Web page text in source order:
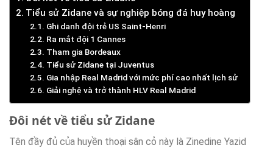
Tiểu sử Zidane và sự nghiệp bóng đá huy hoàng
Ghi danh đội trẻ US Saint-Henri
Ra mắt đội 1 Cannes
Tham gia Bordeaux
Tiểu sử Zidane tại Juventus
Gia nhập Real Madrid với mức phí cao nhất lịch sử
Giải nghệ và trở thành HLV Real Madrid
Đôi nét về tiểu sử Zidane
Tên đầy đủ của huyền thoại sân cỏ này là Zinedine Yazid